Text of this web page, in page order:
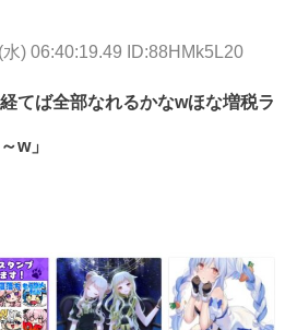
) 06:40:19.49 ID:88HMk5L20
てば全部なれるかなwほな増税ラ
w」